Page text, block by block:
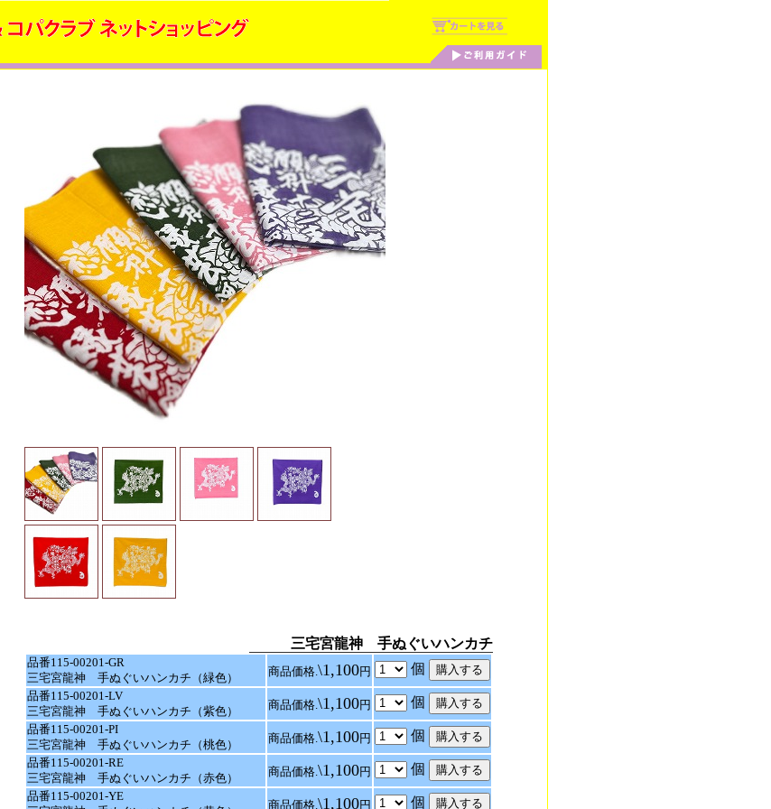
三宅宮龍神 手ぬぐいハンカチ
品番115-00201-GR
三宅宮龍神 手ぬぐいハンカチ（緑色）
商品価格.\1,100円 個
品番115-00201-LV
三宅宮龍神 手ぬぐいハンカチ（紫色）
商品価格.\1,100円 個
品番115-00201-PI
三宅宮龍神 手ぬぐいハンカチ（桃色）
商品価格.\1,100円 個
品番115-00201-RE
三宅宮龍神 手ぬぐいハンカチ（赤色）
商品価格.\1,100円 個
品番115-00201-YE
商品価格.\1,100円 個